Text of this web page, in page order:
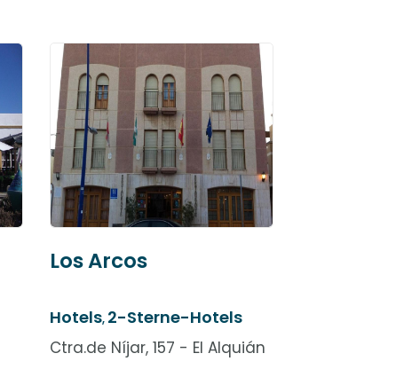
Los Arcos
Hotels, 2-Sterne-Hotels
Ctra.de Níjar, 157 - El Alquián